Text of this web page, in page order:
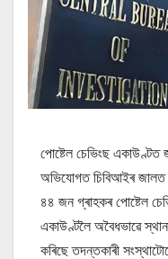
পোষ্টেল চেভিংছ একাউণ্টত
অভিযোগত চিবিআইৰ জালত
৪৪ জন গ্ৰাহকৰ পোষ্টেল
একাউণ্টলৈ অবৈধভাৱে
কৰিছে তদন্তকাৰী